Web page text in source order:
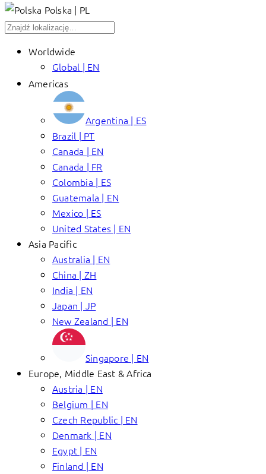
Polska | PL
Worldwide
Global | EN
Americas
Argentina | ES
Brazil | PT
Canada | EN
Canada | FR
Colombia | ES
Guatemala | EN
Mexico | ES
United States | EN
Asia Pacific
Australia | EN
China | ZH
India | EN
Japan | JP
New Zealand | EN
Singapore | EN
Europe, Middle East & Africa
Austria | EN
Belgium | EN
Czech Republic | EN
Denmark | EN
Egypt | EN
Finland | EN